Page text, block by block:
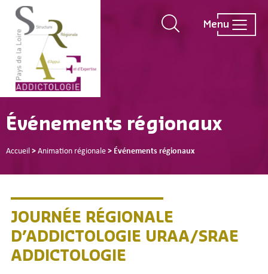
Menu
Événements régionaux
Accueil > Animation régionale > Événements régionaux
JOURNÉE RÉGIONALE
D’ADDICTOLOGIE URAA/SRAE
ADDICTOLOGIE